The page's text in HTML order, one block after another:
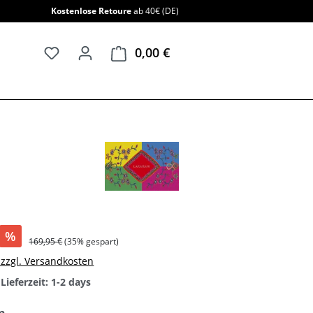
Kostenlose Retoureab 40€ (DE)
0,00 €Warenkorb enthält 0
% 169,95 €(35% gespart)
Versandkosten
1-2 days